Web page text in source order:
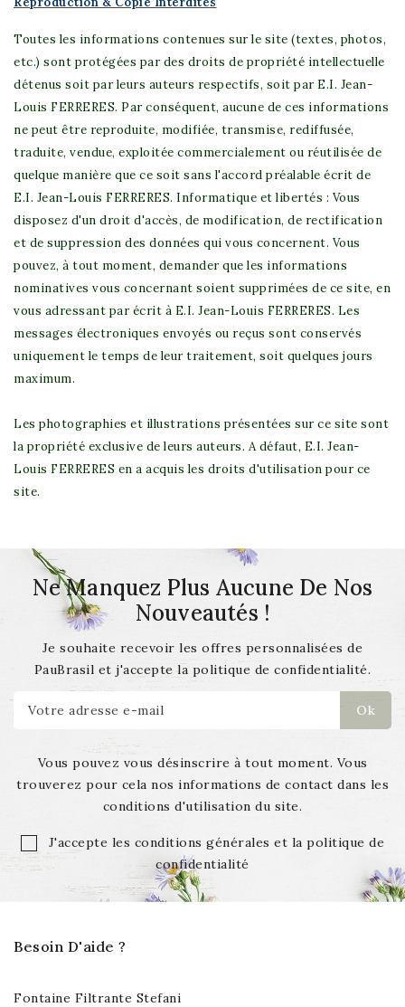
Toutes les informations contenues sur le site (textes, photos,
etc.) sont protégées par des droits de propriété intellectuelle
détenus soit par leurs auteurs respectifs, soit par E.I. Jean-
Louis FERRERES. Par conséquent, aucune de ces informations
ne peut être reproduite, modifiée, transmise, rediffusée,
traduite, vendue, exploitée commercialement ou réutilisée de
quelque manière que ce soit sans l'accord préalable écrit de
E.I. Jean-Louis FERRERES. Informatique et libertés : Vous
disposez d'un droit d'accès, de modification, de rectification
et de suppression des données qui vous concernent. Vous
pouvez, à tout moment, demander que les informations
nominatives vous concernant soient supprimées de ce site, en
vous adressant par écrit à E.I. Jean-Louis FERRERES. Les
messages électroniques envoyés ou reçus sont conservés
uniquement le temps de leur traitement, soit quelques jours
maximum.
Les photographies et illustrations présentées sur ce site sont
la propriété exclusive de leurs auteurs. A défaut, E.I. Jean-
Louis FERRERES en a acquis les droits d'utilisation pour ce
site.
Ne Manquez Plus Aucune De Nos
Nouveautés !
Je souhaite recevoir les offres personnalisées de
PauBrasil et j'accepte la politique de confidentialité.
Vous pouvez vous désinscrire à tout moment. Vous
trouverez pour cela nos informations de contact dans les
conditions d'utilisation du site.
J'accepte les conditions générales et la politique de
confidentialité
Besoin D'aide ?
Fontaine Filtrante Stefani